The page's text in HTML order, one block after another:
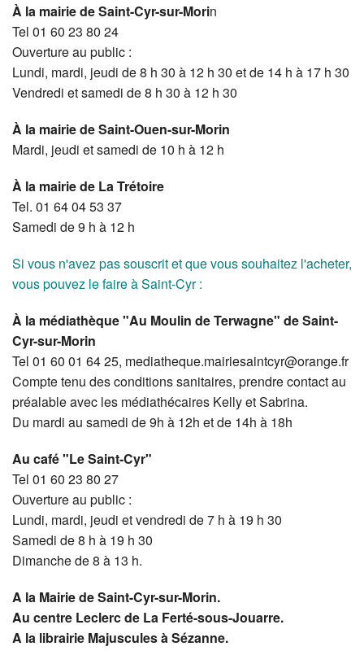
À la mairie de Saint-Cyr-sur-Morin
Tel 01 60 23 80 24
Ouverture au public :
Lundi, mardi, jeudi de 8 h 30 à 12 h 30 et de 14 h à 17 h 30
Vendredi et samedi de 8 h 30 à 12 h 30
À la mairie de Saint-Ouen-sur-Morin
Mardi, jeudi et samedi de 10 h à 12 h
À la mairie de La Trétoire
Tel. 01 64 04 53 37
Samedi de 9 h à 12 h
Si vous n'avez pas souscrit et que vous souhaitez l'acheter,
vous pouvez le faire à Saint-Cyr :
À la médiathèque "Au Moulin de Terwagne" de Saint-
Cyr-sur-Morin
Tel 01 60 01 64 25, mediatheque.mairiesaintcyr@orange.fr
Compte tenu des conditions sanitaires, prendre contact au
préalable avec les médiathécaires Kelly et Sabrina.
Du mardi au samedi de 9h à 12h et de 14h à 18h
Au café "Le Saint-Cyr"
Tel 01 60 23 80 27
Ouverture au public :
Lundi, mardi, jeudi et vendredi de 7 h à 19 h 30
Samedi de 8 h à 19 h 30
Dimanche de 8 à 13 h.
A la Mairie de Saint-Cyr-sur-Morin.
Au centre Leclerc de La Ferté-sous-Jouarre.
A la librairie Majuscules à Sézanne.